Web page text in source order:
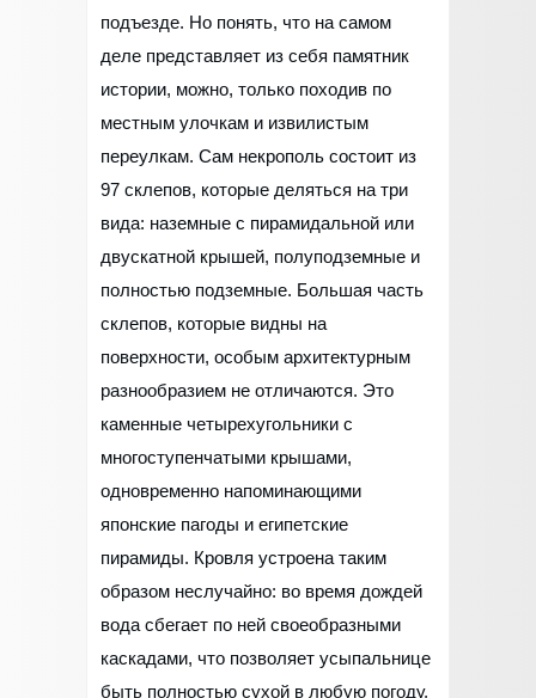
подъезде. Но понять, что на самом
деле представляет из себя памятник
истории, можно, только походив по
местным улочкам и извилистым
переулкам. Сам некрополь состоит из
97 склепов, которые деляться на три
вида: наземные с пирамидальной или
двускатной крышей, полуподземные и
полностью подземные. Большая часть
склепов, которые видны на
поверхности, особым архитектурным
разнообразием не отличаются. Это
каменные четырехугольники с
многоступенчатыми крышами,
одновременно напоминающими
японские пагоды и египетские
пирамиды. Кровля устроена таким
образом неслучайно: во время дождей
вода сбегает по ней своеобразными
каскадами, что позволяет усыпальнице
быть полностью сухой в любую погоду.